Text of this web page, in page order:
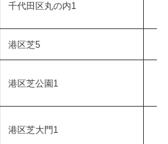
千代田区丸の内1
港区芝5
港区芝公園1
港区芝大門1